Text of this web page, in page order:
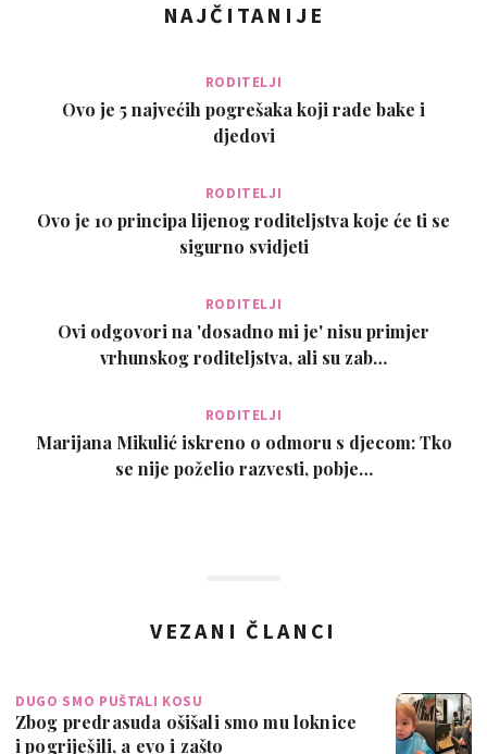
NAJČITANIJE
RODITELJI
Ovo je 5 najvećih pogrešaka koji rade bake i
djedovi
RODITELJI
Ovo je 10 principa lijenog roditeljstva koje će ti se
sigurno svidjeti
RODITELJI
Ovi odgovori na 'dosadno mi je' nisu primjer
vrhunskog roditeljstva, ali su zab…
RODITELJI
Marijana Mikulić iskreno o odmoru s djecom: Tko
se nije poželio razvesti, pobje…
VEZANI ČLANCI
DUGO SMO PUŠTALI KOSU
Zbog predrasuda ošišali smo mu loknice
i pogriješili, a evo i zašto